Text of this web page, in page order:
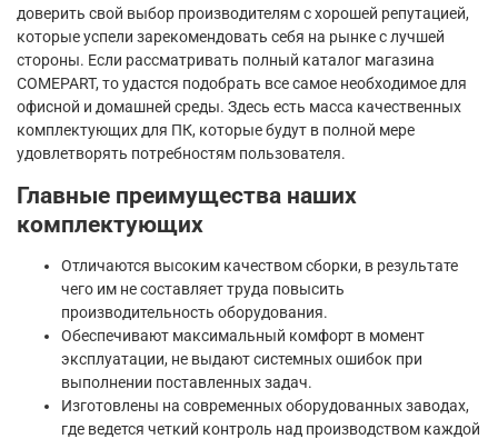
доверить свой выбор производителям с хорошей репутацией,
которые успели зарекомендовать себя на рынке с лучшей
стороны. Если рассматривать полный каталог магазина
COMEPART, то удастся подобрать все самое необходимое для
офисной и домашней среды. Здесь есть масса качественных
комплектующих для ПК, которые будут в полной мере
удовлетворять потребностям пользователя.
Главные преимущества наших
комплектующих
Отличаются высоким качеством сборки, в результате
чего им не составляет труда повысить
производительность оборудования.
Обеспечивают максимальный комфорт в момент
эксплуатации, не выдают системных ошибок при
выполнении поставленных задач.
Изготовлены на современных оборудованных заводах,
где ведется четкий контроль над производством каждой